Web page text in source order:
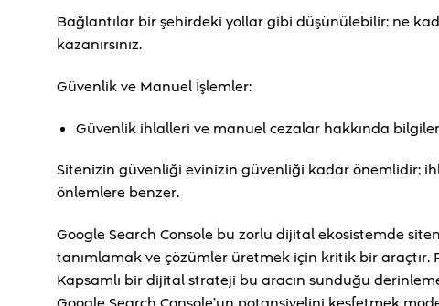
Bağlantılar bir şehirdeki yollar gibi düşünülebilir; ne
kazanırsınız.
Güvenlik ve Manuel İşlemler:
Güvenlik ihlalleri ve manuel cezalar hakkında
Sitenizin güvenliği evinizin güvenliği kadar önemlidir;
önlemlere benzer.
Google Search Console bu zorlu dijital ekosistemde
tanımlamak ve çözümler üretmek için kritik bir araçtır.
Kapsamlı bir dijital strateji bu aracın sunduğu